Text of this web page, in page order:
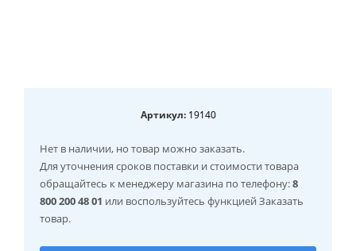
Артикул:19140
Нет в наличии, но товар можно заказать.
Для уточнения сроков поставки и стоимости товара
обращайтесь к менеджеру магазина по телефону:8
800 200 48 01 или воспользуйтесь функцией Заказать
товар.